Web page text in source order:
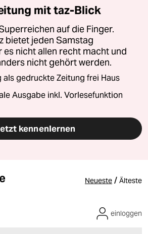
mit taz-Blick
auf die Finger.
bietet jeden Samstag
nicht allen recht macht und
nicht gehört werden.
als gedruckte Zeitung frei Haus
Ausgabe inkl. Vorlesefunktion
kennenlernen
Neueste / Älteste
einloggen